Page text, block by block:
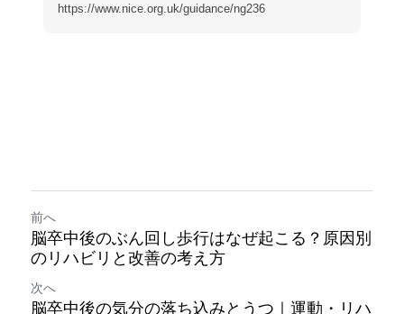
https://www.nice.org.uk/guidance/ng236
前へ
脳卒中後のぶん回し歩行はなぜ起こる？原因別
のリハビリと改善の考え方
次へ
脳卒中後の気分の落ち込みとうつ｜運動・リハ